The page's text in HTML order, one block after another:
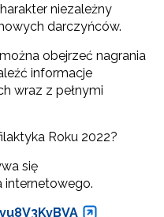
niezależny
darczyńców.
obejrzeć nagrania
informacje
wraz z pełnymi
Roku 2022?
się
internetowego.